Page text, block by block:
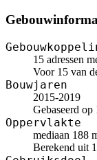
15 adressen
Voor 15 van
Bouwjaren
2015-2019
Gebaseerd
Oppervlakte
mediaan 188
Berekend uit